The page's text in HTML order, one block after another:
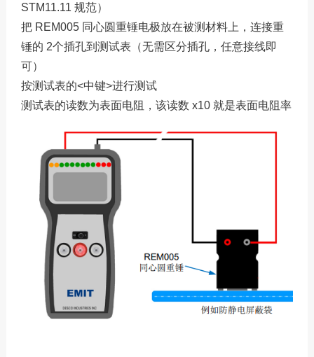
STM11.11 规范）
把 REM005 同心圆重锤电极放在被测材料上，连接重
锤的 2个插孔到测试表（无需区分插孔，任意接线即
可）
按测试表的<中键>进行测试
测试表的读数为表面电阻，该读数 x10 就是表面电阻率